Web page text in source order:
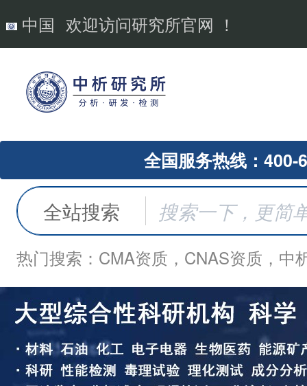
中国 欢迎访问研究所官网 ！
全国服务热线：400-
全站搜索
热门搜索：CMA资质，CNAS资质，中